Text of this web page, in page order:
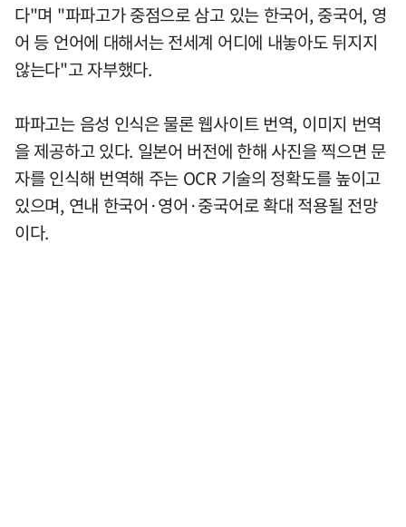
다"며 "파파고가 중점으로 삼고 있는 한국어, 중국어, 영
어 등 언어에 대해서는 전세계 어디에 내놓아도 뒤지지
않는다"고 자부했다.
파파고는 음성 인식은 물론 웹사이트 번역, 이미지 번역
을 제공하고 있다. 일본어 버전에 한해 사진을 찍으면 문
자를 인식해 번역해 주는 OCR 기술의 정확도를 높이고
있으며, 연내 한국어·영어·중국어로 확대 적용될 전망
이다.